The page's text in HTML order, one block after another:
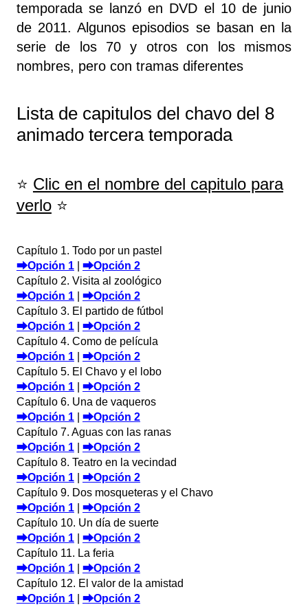
temporada se lanzó en DVD el 10 de junio
de 2011. Algunos episodios se basan en la
serie de los 70 y otros con los mismos
nombres, pero con tramas diferentes
Lista de capitulos del chavo del 8
animado tercera temporada
⭐ Clic en el nombre del capitulo para
verlo⭐
Capítulo 1. Todo por un pastel
⮕Opción 1| ⮕Opción 2
Capítulo 2. Visita al zoológico
⮕Opción 1| ⮕Opción 2
Capítulo 3. El partido de fútbol
⮕Opción 1| ⮕Opción 2
Capítulo 4. Como de película
⮕Opción 1| ⮕Opción 2
Capítulo 5. El Chavo y el lobo
⮕Opción 1| ⮕Opción 2
Capítulo 6. Una de vaqueros
⮕Opción 1| ⮕Opción 2
Capítulo 7. Aguas con las ranas
⮕Opción 1| ⮕Opción 2
Capítulo 8. Teatro en la vecindad
⮕Opción 1| ⮕Opción 2
Capítulo 9. Dos mosqueteras y el Chavo
⮕Opción 1| ⮕Opción 2
Capítulo 10. Un día de suerte
⮕Opción 1| ⮕Opción 2
Capítulo 11. La feria
⮕Opción 1| ⮕Opción 2
Capítulo 12. El valor de la amistad
⮕Opción 1| ⮕Opción 2